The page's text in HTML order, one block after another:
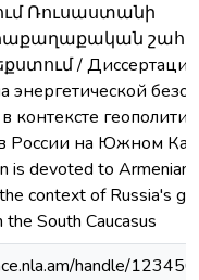
Ռուսաստանի
/ Диссертация
энергетической
контексте
России на Южном
is devoted to
context of Russia's
South Caucasus
handle/